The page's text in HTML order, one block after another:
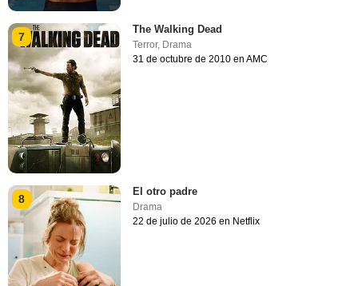
7
The Walking Dead
Terror, Drama
31 de octubre de 2010 en AMC
8
El otro padre
Drama
22 de julio de 2026 en Netflix